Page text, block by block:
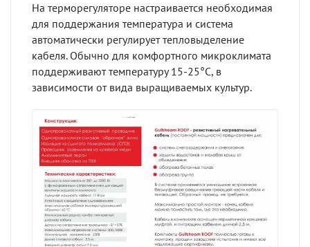
На терморегуляторе настраивается необходимая
для поддержания температура и система
автоматически регулирует тепловыделение
кабеля. Обычно для комфортного микроклимата
поддерживают температуру 15-25°С, в
зависимости от вида выращиваемых культур.